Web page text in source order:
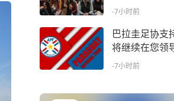
-7小时前
巴拉圭足协支
将继续在您领
足球发展
-7小时前